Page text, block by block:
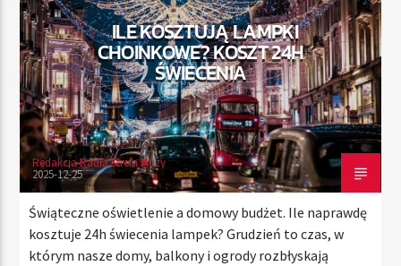
TERAZ
RADIO STREFA MUZY
11:00 20:00
Radio Strefa Muzy
ILE KOSZTUJĄ LAMPKI
CHOINKOWE? KOSZT 24H
ŚWIECENIA
Redakcja Radia Strefa Muzy
2025-12-25
Świąteczne oświetlenie a domowy budżet. Ile naprawdę
kosztuje 24h świecenia lampek? Grudzień to czas, w
którym nasze domy, balkony i ogrody rozbłyskają